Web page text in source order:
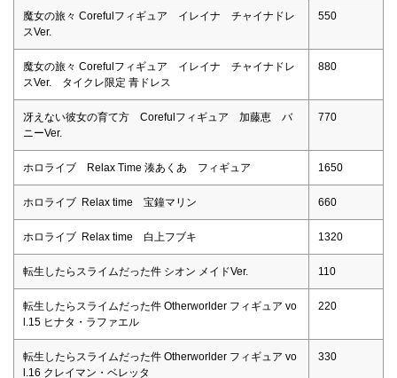
魔女の旅々 Corefulフィギュア イレイナ チャイナドレ
スVer.
550
魔女の旅々 Corefulフィギュア イレイナ チャイナドレ
スVer. タイクレ限定 青ドレス
880
冴えない彼女の育て方 Corefulフィギュア 加藤恵 バ
ニーVer.
770
ホロライブ Relax Time 湊あくあ フィギュア 1650
ホロライブ Relax time 宝鐘マリン 660
ホロライブ Relax time 白上フブキ 1320
転生したらスライムだった件 シオン メイドVer. 110
転生したらスライムだった件 Otherworlder フィギュア vo
l.15 ヒナタ・ラファエル
220
転生したらスライムだった件 Otherworlder フィギュア vo
l.16 クレイマン・ベレッタ
330